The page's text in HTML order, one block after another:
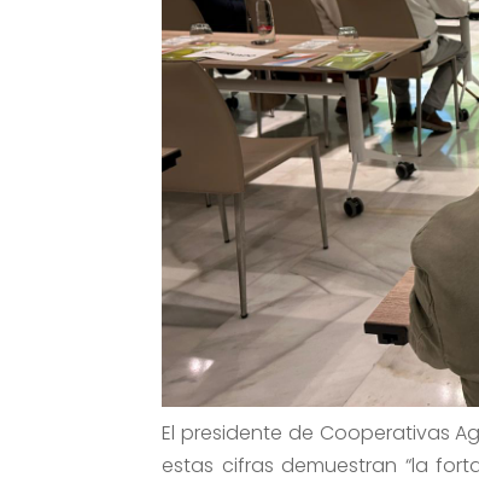
El presidente de Cooperativas
estas cifras demuestran “la